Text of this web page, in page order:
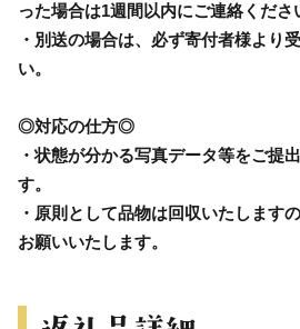
った場合は1週間以内にご連絡くださ
・別送の場合は、必ず寄付者様より
い。
◎対応の仕方◎
・状態が分かる写真データ等をご提
す。
・原則として品物は回収いたします
お願いいたします。